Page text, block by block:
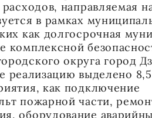
направляемая
в рамках
как долгосрочная
комплексной
округа город
реализацию выделено
как подключение
пожарной части,
оборудование